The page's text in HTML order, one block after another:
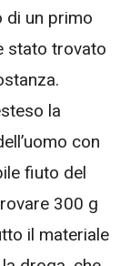
un primo
stato trovato
la
con
fiuto del
300 g
il materiale